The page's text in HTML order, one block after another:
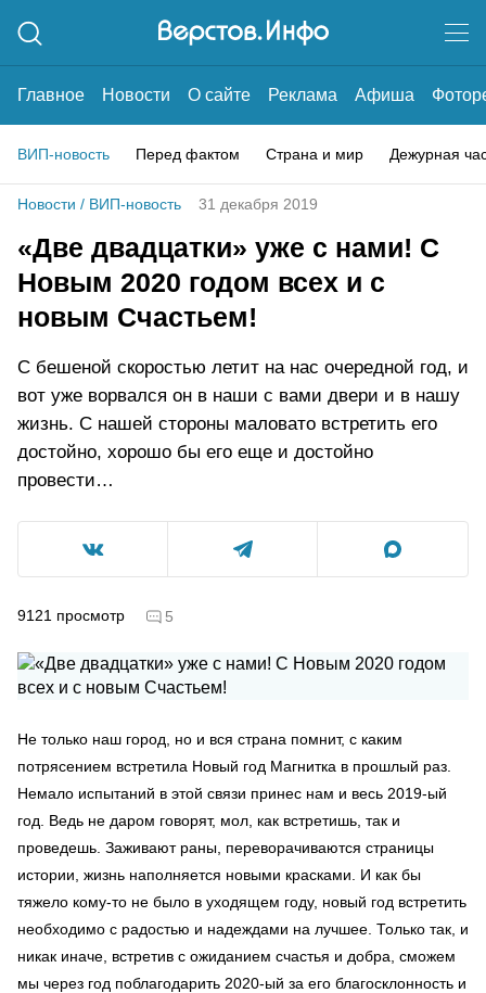
Главное Новости О сайте Реклама Афиша
ВИП-новость Перед фактом Страна и мир Дежурная
Новости / ВИП-новость 31 декабря 2019
«Две двадцатки» уже с нами! С
Новым 2020 годом всех и с
новым Счастьем!
С бешеной скоростью летит на нас очередной год, и
вот уже ворвался он в наши с вами двери и в нашу
жизнь. С нашей стороны маловато встретить его
достойно, хорошо бы его еще и достойно
провести…
9121 просмотр 5
Не только наш город, но и вся страна помнит, с каким
потрясением встретила Новый год Магнитка в прошлый раз.
Немало испытаний в этой связи принес нам и весь 2019-ый
год. Ведь не даром говорят, мол, как встретишь, так и
проведешь. Заживают раны, переворачиваются страницы
истории, жизнь наполняется новыми красками. И как бы
тяжело кому-то не было в уходящем году, новый год встретить
необходимо с радостью и надеждами на лучшее. Только так, и
никак иначе, встретив с ожиданием счастья и добра, сможем
мы через год поблагодарить 2020-ый за его благосклонность и